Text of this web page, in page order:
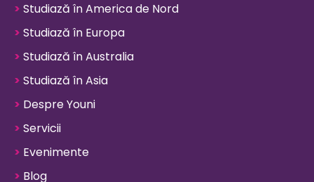
> Studiază în America de Nord
> Studiază în Europa
> Studiază în Australia
> Studiază în Asia
> Despre Youni
> Servicii
> Evenimente
> Blog